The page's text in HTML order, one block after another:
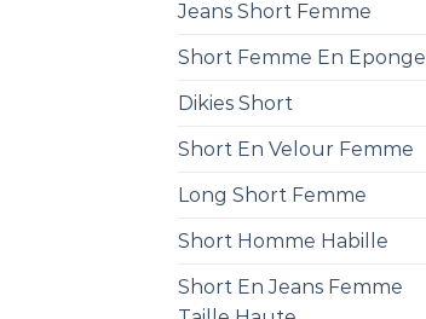
Jeans Short Femme
Short Femme En Eponge
Dikies Short
Short En Velour Femme
Long Short Femme
Short Homme Habille
Short En Jeans Femme